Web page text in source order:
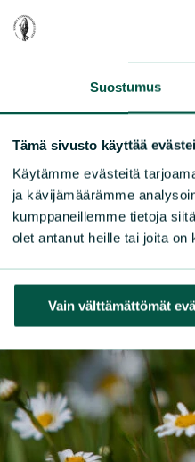
Suostumus
Tämä sivusto käyttää
Käytämme evästeitä
ja kävijämäärämme
kumppaneillemme tietoja
olet antanut heille tai joita
Vain välttämättömät